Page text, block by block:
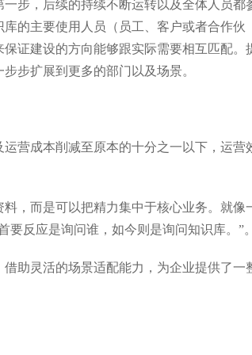
步，后续的持续不断运转以及全体人员都
的主要使用人员（员工、客户或者合作伙
证建设的方向能够跟实际需要相互匹配。
步扩展到更多的部门以及场景。
营成本削减至原本的十分之一以下，运营
，而是可以把精力集中于核心业务。就像
反应是询问谁，如今则是询问知识库。”。
助灵活的场景适配能力，为企业提供了一